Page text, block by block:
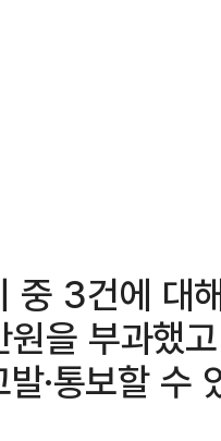
중 3건에 대
을 부과했
·통보할 수